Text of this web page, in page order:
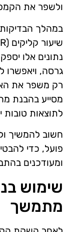
ולשפר את
במהלך
נתונים אלו
גרסה,
רק משפר את
מסייע בהבנת
לתוצאות טובות
חשוב להמשיך
פועל, כדי
ומעודכנים
שימוש
מתמשך